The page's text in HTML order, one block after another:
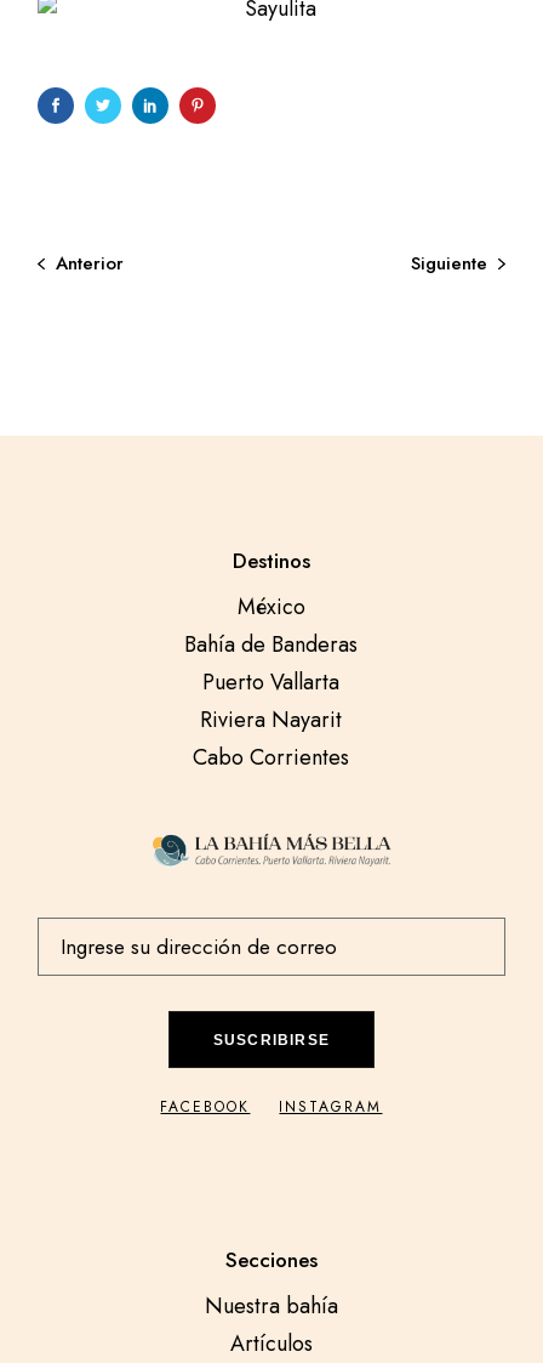
Anterior Siguiente
Destinos
México
Bahía de Banderas
Puerto Vallarta
Riviera Nayarit
Cabo Corrientes
SUSCRIBIRSE
FACEBOOK INSTAGRAM
Secciones
Nuestra bahía
Artículos